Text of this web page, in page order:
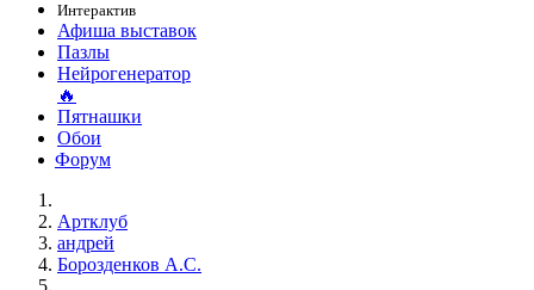
Интерактив
Афиша выставок
Пазлы
Нейрогенератор
🔥
Пятнашки
Обои
Форум
Артклуб
андрей
Борозденков А.С.